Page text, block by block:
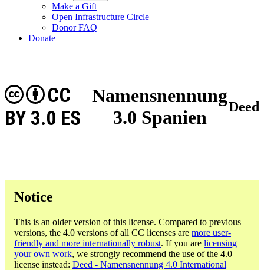
Make a Gift
Open Infrastructure Circle
Donor FAQ
Donate
Namensnennung
3.0 Spanien
CC
BY 3.0 ES
Deed
Notice
This is an older version of this license. Compared to previous
versions, the 4.0 versions of all CC licenses are more user-
friendly and more internationally robust. If you are licensing
your own work, we strongly recommend the use of the 4.0
license instead: Deed - Namensnennung 4.0 International